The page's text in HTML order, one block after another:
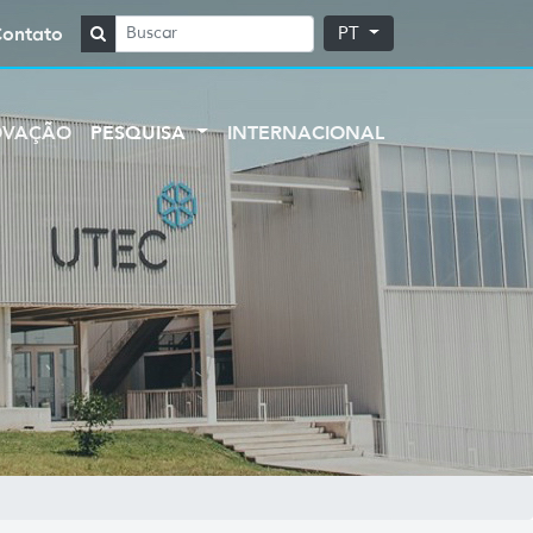
PT
PESQUISA INTERNACIONAL